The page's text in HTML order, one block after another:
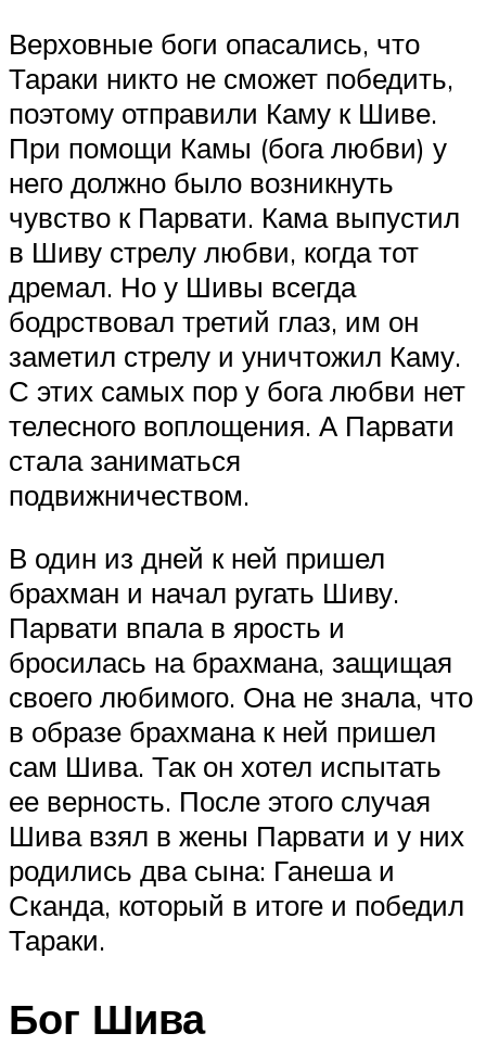
Верховные боги опасались, что
Тараки никто не сможет победить,
поэтому отправили Каму к Шиве.
При помощи Камы (бога любви) у
него должно было возникнуть
чувство к Парвати. Кама выпустил
в Шиву стрелу любви, когда тот
дремал. Но у Шивы всегда
бодрствовал третий глаз, им он
заметил стрелу и уничтожил Каму.
С этих самых пор у бога любви нет
телесного воплощения. А Парвати
стала заниматься
подвижничеством.
В один из дней к ней пришел
брахман и начал ругать Шиву.
Парвати впала в ярость и
бросилась на брахмана, защищая
своего любимого. Она не знала, что
в образе брахмана к ней пришел
сам Шива. Так он хотел испытать
ее верность. После этого случая
Шива взял в жены Парвати и у них
родились два сына: Ганеша и
Сканда, который в итоге и победил
Тараки.
Бог Шива